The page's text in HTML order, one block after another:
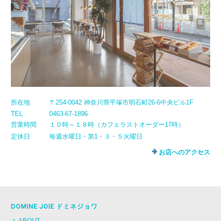
所在地
〒254-0042 神奈川県平塚市明石町26-6中央ビル1F
TEL
0463-67-1896
営業時間
１０時～１８時（カフェラストオーダー17時）
定休日
毎週水曜日・第1・３・５火曜日
お店へのアクセス
DOMINE JOIE ドミネジョワ